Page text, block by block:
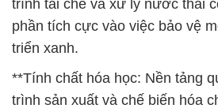
trình tái chế và xử lý nước thải
phần tích cực vào việc bảo vệ
triển xanh.
**Tính chất hóa học: Nền tảng
trình sản xuất và chế biến hóa